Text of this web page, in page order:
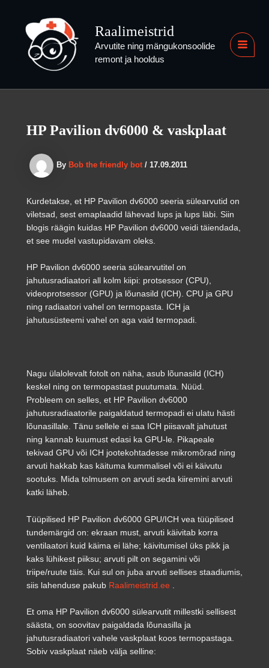
content
Raalimeistrid
Arvutite ning mängukonsoolide
remont ja hooldus
HP Pavilion dv6000 & vaskplaat
By Bob the friendly bot / 17.09.2011
Kurdetakse, et HP Pavilion dv6000 seeria sülearvutid on
viletsad, sest emaplaadid lähevad lups ja lups läbi. Siin
blogis räägin kuidas HP Pavilion dv6000 veidi täiendada,
et see mudel vastupidavam oleks.
HP Pavilion dv6000 seeria sülearvutitel on
jahutusradiaatori all kolm kiipi: protsessor (CPU),
videoprotsessor (GPU) ja lõunasild (ICH). CPU ja GPU
ning radiaatori vahel on termopasta. ICH ja
jahutusüsteemi vahel on aga vaid termopadi.
Nagu ülalolevalt fotolt on näha, asub lõunasild (ICH)
keskel ning on termopastast puutumata. Nüüd.
Probleem on selles, et HP Pavilion dv6000
jahutusradiaatorile paigaldatud termopadi ei ulatu hästi
lõunasillale. Tänu sellele ei saa ICH piisavalt jahutust
ning kannab kuumust edasi ka GPU-le. Pikapeale
tekivad GPU või ICH jootekohtadesse mikromõrad ning
arvuti hakkab kas käituma kummalisel või ei käivutu
sootuks. Mida tolmusem on arvuti seda kiiremini arvuti
katki läheb.
Tüüpilised HP Pavilion dv6000 GPU/ICH vea tüüpilised
tundemärgid on: ekraan must, arvuti käivitab korra
ventilaatori kuid käima ei lähe; käivitumisel üks pikk ja
kaks lühikest piiksu; arvuti pilt on segamini või
triipe/ruute täis. Kui sul on juba arvuti sellises staadiumis,
siis lahenduse pakub Raalimeistrid.ee
Et oma HP Pavilion dv6000 sülearvutit millestki sellisest
säästa, on soovitav paigaldada lõunasilla ja
jahutusradiaatori vahele vaskplaat koos termopastaga.
Sobiv vaskplaat näeb välja selline: